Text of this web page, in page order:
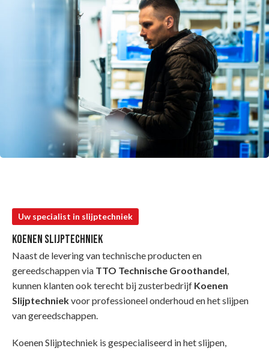
Nieuws
Uw specialist in slijptechniek
Koenen slijptechniek
Naast de levering van technische producten en
gereedschappen via TTO Technische Groothandel,
kunnen klanten ook terecht bij zusterbedrijf Koenen
Slijptechniekvoor professioneel onderhoud en het slijpen
van gereedschappen.
Koenen Slijptechniek is gespecialiseerd in het slijpen,